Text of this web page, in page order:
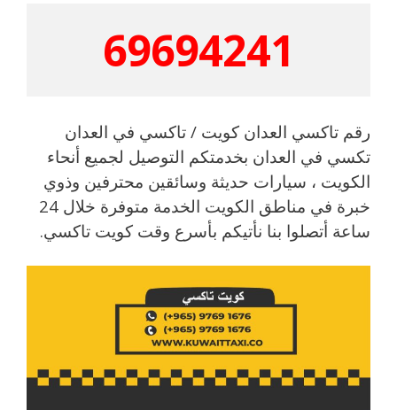
69694241
رقم تاكسي العدان كويت / تاكسي في العدان
تكسي في العدان بخدمتكم التوصيل لجميع أنحاء
الكويت ، سيارات حديثة وسائقين محترفين وذوي
خبرة في مناطق الكويت الخدمة متوفرة خلال 24
ساعة أتصلوا بنا نأتيكم بأسرع وقت كويت تاكسي.